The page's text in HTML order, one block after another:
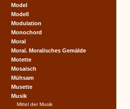
Model
Modell
Modulation
Monochord
Moral
Moral. Moralisches Gemälde
Motette
Mosaisch
Mühsam
Musette
Musik
Mittel der Musik